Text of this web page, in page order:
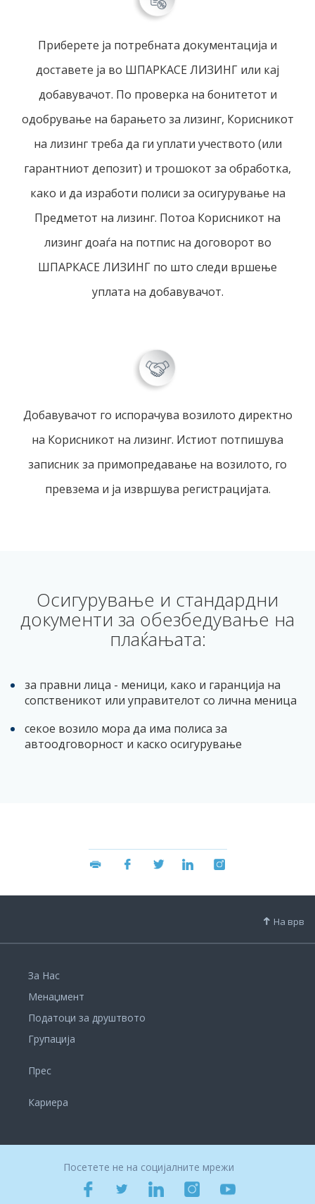
Приберете ја потребната документација и
доставете ја во ШПАРКАСЕ ЛИЗИНГ или кај
добавувачот. По проверка на бонитетот и
одобрување на барањето за лизинг, Корисникот
на лизинг треба да ги уплати учеството (или
гарантниот депозит) и трошокот за обработка,
како и да изработи полиси за осигурување на
Предметот на лизинг. Потоа Корисникот на
лизинг доаѓа на потпис на договорот во
ШПАРКАСЕ ЛИЗИНГ по што следи вршење
уплата на добавувачот.
Добавувачот го испорачува возилото директно
на Корисникот на лизинг. Истиот потпишува
записник за примопредавање на возилото, го
превзема и ја извршува регистрацијата.
Осигурување и стандардни
документи за обезбедување на
плаќањата:
за правни лица - меници, како и гаранција на
сопственикот или управителот со лична меница
секое возило мора да има полиса за
автоодговорност и каско осигурување
На врв
За Нас
Менаџмент
Податоци за друштвото
Групација
Прес
Кариера
Посетете не на социјалните мрежи